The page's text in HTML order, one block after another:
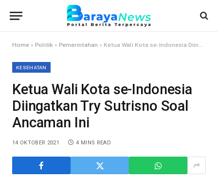
Home » Politik » Pemerintahan » Ketua Wali Kota se-Indonesia Diingatkan Try Sutrisno Soal Ancaman Ini
KESEHATAN
Ketua Wali Kota se-Indonesia
Diingatkan Try Sutrisno Soal
Ancaman Ini
14 OKTOBER 2021 4 MINS READ